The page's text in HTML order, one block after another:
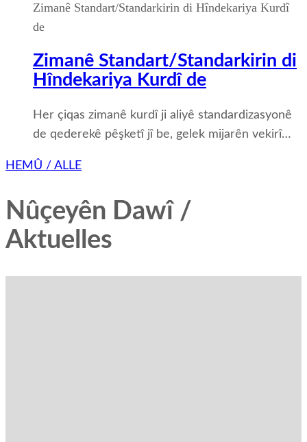
Zimanê Standart/Standarkirin di Hîndekariya Kurdî
de
Zimanê Standart/Standarkirin di
Hîndekariya Kurdî de
Her çiqas zimanê kurdî ji aliyê standardizasyonê
de qederekê pêşketî jî be, gelek mijarên vekirî…
HEMÛ / ALLE
Nûçeyên Dawî /
Aktuelles